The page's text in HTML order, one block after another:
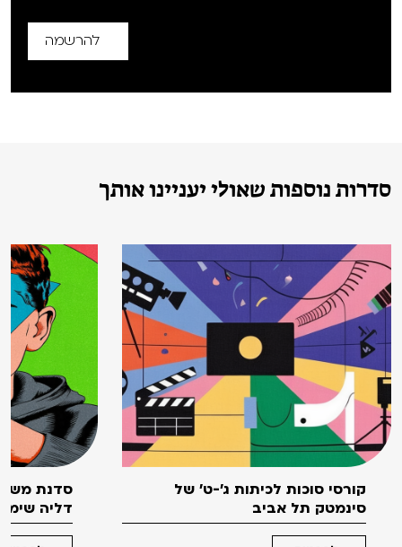
להרשמה
סדרות נוספות שאולי יעניינו אותך
קורסי סוכות לכיתות ג'-ט' של
סינמטק תל אביב
סדנת
דליה